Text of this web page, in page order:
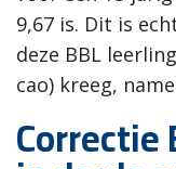
9,67 is. Dit is
deze BBL
cao) kreeg,
Correctie